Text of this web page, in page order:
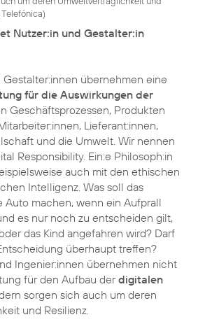
Telefónica)
Nutzer:in und Gestalter:in
Gestalter:innen übernehmen eine
für die Auswirkungen der
Geschäftsprozessen, Produkten
Lieferant:innen,
und die Umwelt. Wir nennen
Responsibility. Ein:e Philosoph:in
auch mit den ethischen
Intelligenz. Was soll das
Auto machen, wenn ein Aufprall
es nur noch zu entscheiden gilt,
das Kind angefahren wird? Darf
überhaupt treffen?
Ingenier:innen übernehmen nicht
für den Aufbau derdigitalen
sorgen sich auch um deren
und Resilienz.